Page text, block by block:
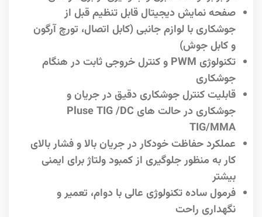
صفحه نمایش دیجیتال قابل تنظیم قبل از
جوشکاری با لوازم جانبی (کابل اتصال، تورچ آرگون
و کابل جوش)
تکنولوژی PWM و کنترل خروجی ثابت در هنگام
جوشکاری
قابلیت کنترل جوشکاری دقیق در جریان و
جوشکاری در حالت های Pluse TIG /DC
TIG/MMA
عملکرد حفاظت خودکار در جریان بالا و فشار بالای
کار به منظور جلوگیری از کمبود ولتاژ برای ایمنی
بیشتر
فرمول ساده تکنولوژی عالی با دوام، تعمیر و
نگهداری راحت